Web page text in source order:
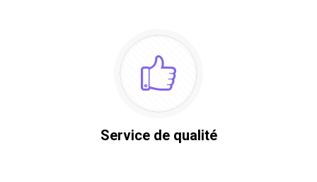
Service de qualité